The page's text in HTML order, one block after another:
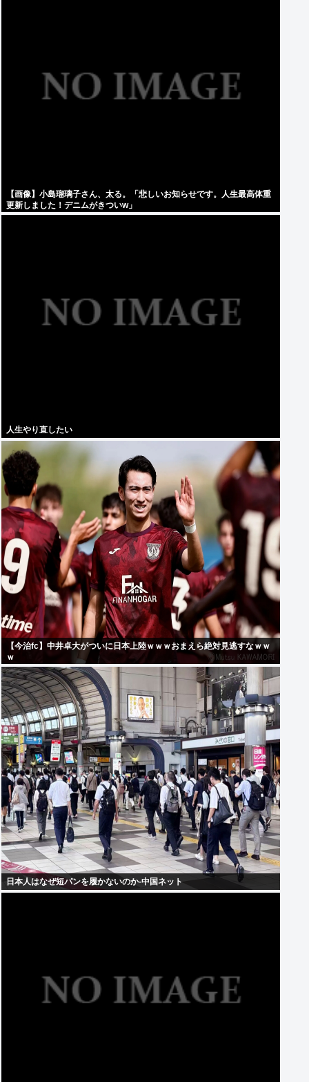
【画像】小島瑠璃子さん、太る。「悲しいお知らせです。人生最高体重
更新しました！デニムがきついw」
人生やり直したい
【今治fc】中井卓大がついに日本上陸ｗｗｗおまえら絶対見逃すなｗｗ
ｗ
日本人はなぜ短パンを履かないのか-中国ネット